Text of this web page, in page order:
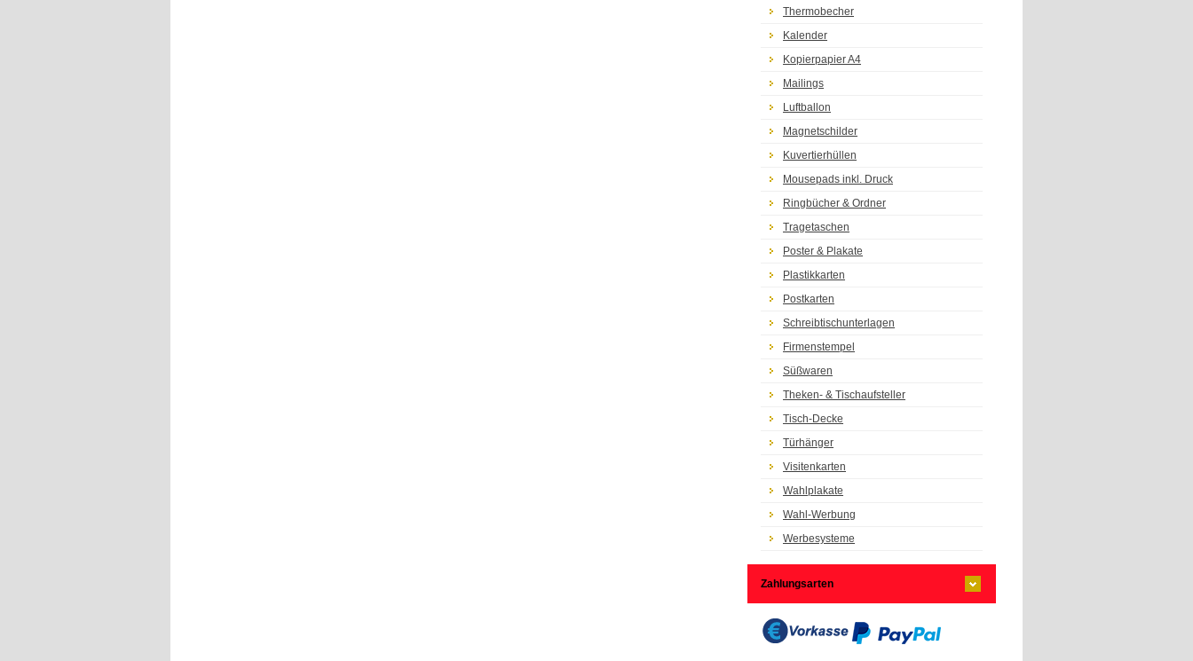
Thermobecher
Kalender
Kopierpapier A4
Mailings
Luftballon
Magnetschilder
Kuvertierhüllen
Mousepads inkl. Druck
Ringbücher & Ordner
Tragetaschen
Poster & Plakate
Plastikkarten
Postkarten
Schreibtischunterlagen
Firmenstempel
Süßwaren
Theken- & Tischaufsteller
Tisch-Decke
Türhänger
Visitenkarten
Wahlplakate
Wahl-Werbung
Werbesysteme
Zahlungsarten